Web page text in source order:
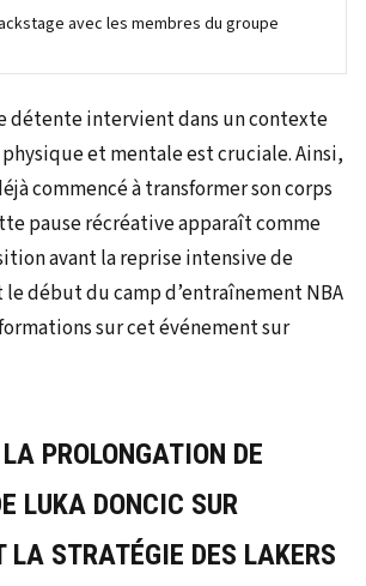
avec les membres du groupe
détente intervient dans un contexte
et mentale est cruciale. Ainsi,
commencé à transformer son corps
pause récréative apparaît comme
avant la reprise intensive de
début du camp d’entraînement NBA
sur cet événement sur
PROLONGATION DE
LUKA DONCIC SUR
LA STRATÉGIE DES LAKERS